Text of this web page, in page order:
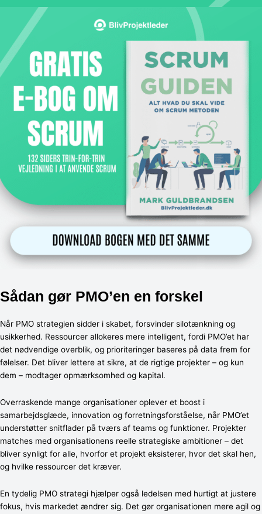
Sådan gør PMO’en en forskel
Når PMO strategien sidder i skabet, forsvinder silotænkning og
usikkerhed. Ressourcer allokeres mere intelligent, fordi PMO’et har
det nødvendige overblik, og prioriteringer baseres på data frem for
følelser. Det bliver lettere at sikre, at de rigtige projekter – og kun
dem – modtager opmærksomhed og kapital.
Overraskende mange organisationer oplever et boost i
samarbejdsglæde, innovation og forretningsforståelse, når PMO’et
understøtter snitflader på tværs af teams og funktioner. Projekter
matches med organisationens reelle strategiske ambitioner – det
bliver synligt for alle, hvorfor et projekt eksisterer, hvor det skal hen,
og hvilke ressourcer det kræver.
En tydelig PMO strategi hjælper også ledelsen med hurtigt at justere
fokus, hvis markedet ændrer sig. Det gør organisationen mere agil og